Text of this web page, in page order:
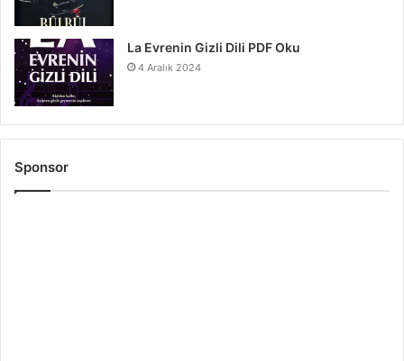
La Evrenin Gizli Dili PDF Oku
4 Aralık 2024
Sponsor